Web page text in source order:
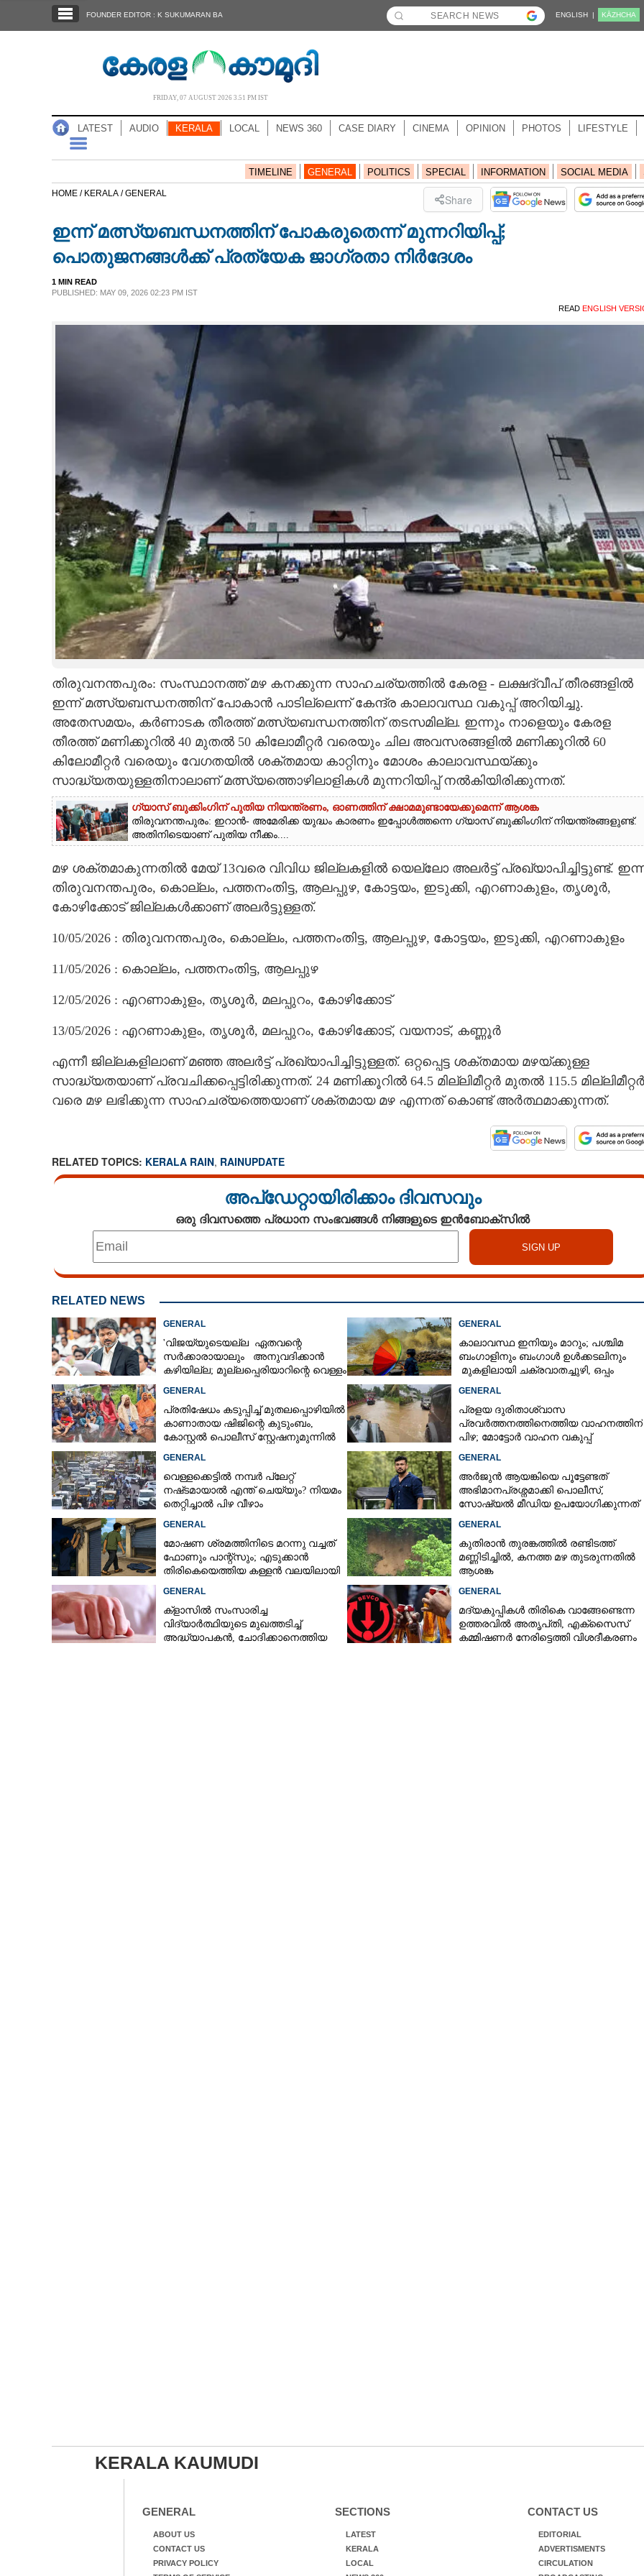
NOTIFIED NEWS
NEWS 360
CASE DIARY
SPIRITUAL
LITERATURE
FOUNDER EDITOR : K SUKUMARAN BA ENGLISH | KĀZHCHA
FRIDAY, 07 AUGUST 2026 3.51 PM IST
LATEST AUDIO KERALA LOCAL NEWS 360 CASE DIARY CINEMA OPINION PHOTOS LIFESTYLE
TIMELINE GENERAL POLITICS SPECIAL INFORMATION SOCIAL MEDIA
HOME / KERALA /GENERAL Share
ഇന്ന് മത്സ്യബന്ധനത്തിന് പോകരുതെന്ന് മുന്നറിയിപ്പ്;
പൊതുജനങ്ങൾക്ക് പ്രത്യേക ജാഗ്രതാ നി‌ർദേശം
1 MIN READ
PUBLISHED: MAY 09, 2026 02:23 PM IST
READ ENGLISH
തിരുവനന്തപുരം: സംസ്ഥാനത്ത് മഴ കനക്കുന്ന സാഹചര്യത്തിൽ കേരള - ലക്ഷദ്വീപ് തീരങ്ങളിൽ
ഇന്ന് മത്സ്യബന്ധനത്തിന് പോകാൻ പാടില്ലെന്ന് കേന്ദ്ര കാലാവസ്ഥ വകുപ്പ് അറിയിച്ചു.
അതേസമയം, കർണാടക തീരത്ത്‌ മത്സ്യബന്ധനത്തിന് തടസമില്ല. ഇന്നും നാളെയും കേരള
തീരത്ത്‌ മണിക്കൂറിൽ 40 മുതൽ 50 കിലോമീറ്റർ വരെയും ചില അവസരങ്ങളിൽ മണിക്കൂറിൽ 60
കിലോമീറ്റർ വരെയും വേഗതയിൽ ശക്തമായ കാറ്റിനും മോശം കാലാവസ്ഥയ്ക്കും
സാദ്ധ്യതയുള്ളതിനാലാണ് മത്സ്യത്തൊഴിലാളികൾ മുന്നറിയിപ്പ് നൽകിയിരിക്കുന്നത്.
ഗ്യാസ് ബുക്കിംഗിന് പുതിയ നിയന്ത്രണം, ഓണത്തിന് ക്ഷാമമുണ്ടായേക്കുമെന്ന് ആശങ്ക
തിരുവനന്തപുരം: ഇറാൻ- അമേരിക്ക യുദ്ധം കാരണം ഇപ്പാേൾത്തന്നെ ഗ്യാസ് ബുക്കിംഗിന് നിയന്ത്രങ്ങളുണ്ട്.
അതിനിടെയാണ് പുതിയ നീക്കം....
മഴ ശക്തമാകുന്നതിൽ മേയ് 13വരെ വിവിധ ജില്ലകളിൽ യെല്ലോ അലർട്ട് പ്രഖ്യാപിച്ചിട്ടുണ്ട്.
തിരുവനന്തപുരം, കൊല്ലം, പത്തനംതിട്ട, ആലപ്പുഴ, കോട്ടയം, ഇടുക്കി, എറണാകുളം, തൃശൂർ,
കോഴിക്കോട് ജില്ലകൾക്കാണ് അലർട്ടുള്ളത്.
10/05/2026 : തിരുവനന്തപുരം, കൊല്ലം, പത്തനംതിട്ട, ആലപ്പുഴ, കോട്ടയം, ഇടുക്കി, എറണാകുളം
11/05/2026 : കൊല്ലം, പത്തനംതിട്ട, ആലപ്പുഴ
12/05/2026 : എറണാകുളം, തൃശൂർ, മലപ്പുറം, കോഴിക്കോട്
13/05/2026 : എറണാകുളം, തൃശൂർ, മലപ്പുറം, കോഴിക്കോട്, വയനാട്, കണ്ണൂർ
എന്നീ ജില്ലകളിലാണ് മഞ്ഞ അലർട്ട് പ്രഖ്യാപിച്ചിട്ടുള്ളത്. ഒറ്റപ്പെട്ട ശക്തമായ മഴയ്ക്കുള്ള
സാദ്ധ്യതയാണ് പ്രവചിക്കപ്പെട്ടിരിക്കുന്നത്. 24 മണിക്കൂറിൽ 64.5 മില്ലിമീറ്റർ മുതൽ 115.5 മില്ലിമീറ്റർ
വരെ മഴ ലഭിക്കുന്ന സാഹചര്യത്തെയാണ് ശക്തമായ മഴ എന്നത് കൊണ്ട് അർത്ഥമാക്കുന്നത്.
RELATED TOPICS: KERALA RAIN, RAINUPDATE
അപ്ഡേറ്റായിരിക്കാം ദിവസവും
ഒരു ദിവസത്തെ പ്രധാന സംഭവങ്ങൾ നിങ്ങളുടെ ഇൻബോക്സിൽ
RELATED NEWS
GENERAL
'വിജയ്‌യുടെയല്ല ഏതവന്റെ
സർക്കാരായാലും അനുവദിക്കാൻ
കഴിയില്ല; മുല്ലപ്പെരിയാറിന്റെ വെള്ളം
GENERAL
കാലാവസ്ഥ ഇനിയും മാറും; പശ്ചിമ
ബംഗാളിനും ബംഗാൾ ഉൾക്കടലിനും
മുകളിലായി ചക്രവാതച്ചുഴി, ഒപ്പം
GENERAL
പ്രതിഷേധം കടുപ്പിച്ച് മുതലപ്പൊഴിയിൽ
കാണാതായ ഷിജിന്റെ കുടുംബം,
കോസ്റ്റൽ പൊലീസ് സ്റ്റേഷനുമുന്നിൽ
GENERAL
പ്രളയ ദുരിതാശ്വാസ
പ്രവർത്തനത്തിനെത്തിയ വാഹനത്തിന്
പിഴ; മോട്ടോർ വാഹന വകുപ്പ്
GENERAL
വെള്ളക്കെട്ടിൽ നമ്പർ പ്ലേറ്റ്
നഷ്‌ടമായാൽ എന്ത് ചെയ്യും? നിയമം
തെറ്റിച്ചാൽ പിഴ വീഴാം
GENERAL
അർജുൻ ആയങ്കിയെ പൂട്ടേണ്ടത്
അഭിമാനപ്രശ്നമാക്കി പൊലീസ്,
സാേഷ്യൽ മീഡിയ ഉപയോഗിക്കുന്നത്
GENERAL
മോഷണ ശ്രമത്തിനിടെ മറന്നു വച്ചത്
ഫോണും പാന്റ്സും; എടുക്കാൻ
തിരികെയെത്തിയ കള്ളൻ വലയിലായി
GENERAL
കുതിരാൻ തുരങ്കത്തിൽ രണ്ടിടത്ത്
മണ്ണിടിച്ചിൽ, കനത്ത മഴ തുടരുന്നതിൽ
ആശങ്ക
GENERAL
ക്ളാസിൽ സംസാരിച്ച
വിദ്യാർത്ഥിയുടെ മുഖത്തടിച്ച്
അദ്ധ്യാപകൻ, ചോദിക്കാനെത്തിയ
GENERAL
മദ്യകുപ്പികൾ തിരികെ വാങ്ങേണ്ടെന്ന
ഉത്തരവിൽ അതൃപ്‌തി, എക്‌സൈസ്
കമ്മിഷണർ നേരിട്ടെത്തി വിശദീകരണം
KERALA KAUMUDI
GENERAL
ABOUT US
CONTACT US
PRIVACY POLICY
SECTIONS
LATEST
KERALA
LOCAL
CONTACT US
EDITORIAL
ADVERTISMENTS
CIRCULATION
ഇന്ന് മത്സ്യബന്ധനത്തിന് പോകരുതെന്ന്
മുന്നറിയിപ്പ്; പൊതുജനങ്ങൾക്ക് പ്രത്യേക
Copy Link